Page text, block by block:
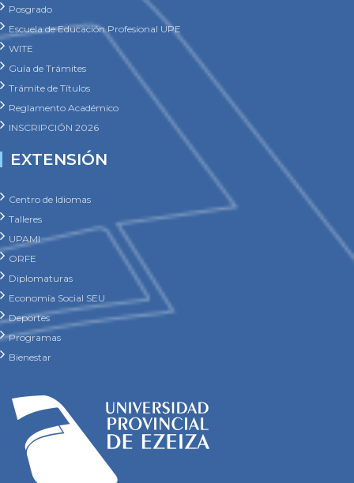
Posgrado
Escuela de Educación Profesional UPE
WITE
Guía de Trámites
Trámite de Títulos
Reglamento Académico
INSCRIPCIÓN 2026
EXTENSIÓN
Centro de Idiomas
Talleres
UPAMI
ORFE
Diplomaturas
Economía Social SEU
Deportes
Programas
Bienestar